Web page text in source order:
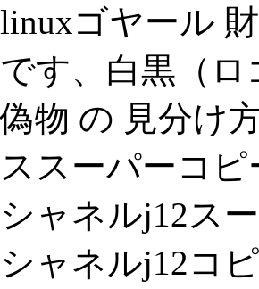
linuxゴヤール
です、白黒（
偽物 の 見分け
ススーパーコ
シャネルj12ス
シャネルj12コ